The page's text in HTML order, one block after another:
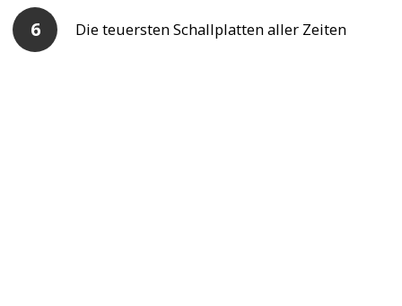
Die teuersten Schallplatten aller Zeiten